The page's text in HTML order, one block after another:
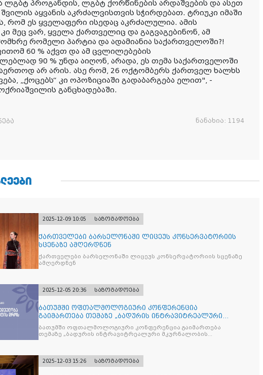
ლგბტ პროგანდის, ლგბტ ქორწინების არდაშვების და ასეთ
აყვანის აკრძალვისთვის სჭირდებათ. ტრიუკი იმაში
რომ ეს ყველაფერი ისედაც აკრძალულია. ამის
მეც ვარ, ყველა ქართველიც და გაგვაგებინონ, ამ
რომელი პარტია და ადამიანია საქართველოში?!
60 % აქვთ და ამ ცვლილებების
90 % უნდა აიღონ, არადა, ეს თემა საქართველოში
არ არის. ასე რომ, 26 ოქტომბერს ქართველ ხალხს
„ქოცებს“ კი ოპოზიციაში გადაბარგება ელით", -
განცხადებაში.
ნანახია: 1194
2025-12-09 10:05 საზოგადოება
ქართველები ბარსელონაში ლიცეუს კონსერვატორიის
სცენაზე ამღერდნენ
ქართველები ბარსელონაში ლიცეუს კონსერვატორიის სცენაზე
ამღერდნენ
2025-12-05 20:36 საზოგადოება
ბათუმში ოფთალმოლოგიური კონფერენცია
გაიმართება თემაზე „ბადურის ინტრავიტრეალური
მკურნალობის ოპტიმიზაცი
ბათუმში ოფთალმოლოგიური კონფერენცია გაიმართება
თემაზე „ბადურის ინტრავიტრეალური მკურნალობის
2025-12-03 15:26 საზოგადოება